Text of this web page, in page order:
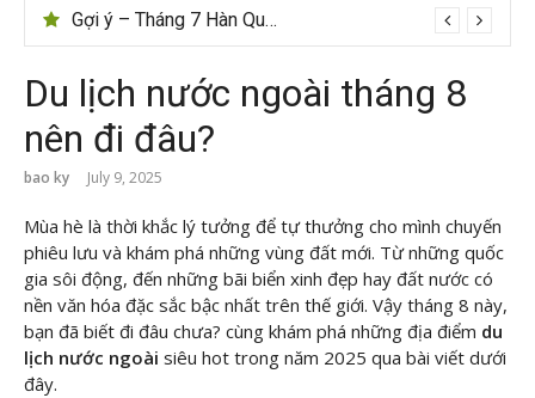
Gợi ý – Tháng 7 Hàn Quốc nên đi đâu, mặc gì đẹp?
Du lịch nước ngoài tháng 8
nên đi đâu?
bao ky July 9, 2025
Mùa hè là thời khắc lý tưởng để tự thưởng cho mình chuyến
phiêu lưu và khám phá những vùng đất mới. Từ những quốc
gia sôi động, đến những bãi biển xinh đẹp hay đất nước có
nền văn hóa đặc sắc bậc nhất trên thế giới. Vậy tháng 8 này,
bạn đã biết đi đâu chưa? cùng khám phá những địa điểm du
lịch nước ngoài siêu hot trong năm 2025 qua bài viết dưới
đây.